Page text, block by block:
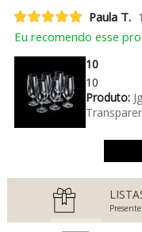
Paula T.
Eu recomendo esse
10
10
Produto: